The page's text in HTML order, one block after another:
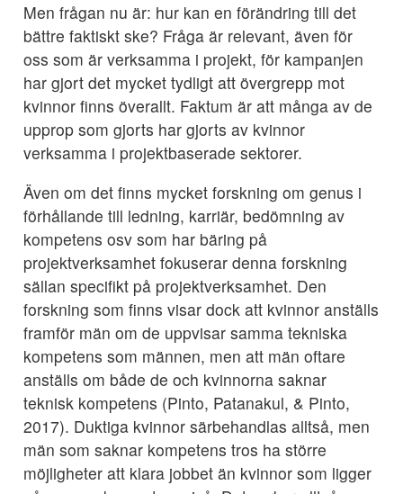
Men frågan nu är: hur kan en förändring till det
bättre faktiskt ske? Fråga är relevant, även för
oss som är verksamma i projekt, för kampanjen
har gjort det mycket tydligt att övergrepp mot
kvinnor finns överallt. Faktum är att många av de
upprop som gjorts har gjorts av kvinnor
verksamma i projektbaserade sektorer.
Även om det finns mycket forskning om genus i
förhållande till ledning, karriär, bedömning av
kompetens osv som har bäring på
projektverksamhet fokuserar denna forskning
sällan specifikt på projektverksamhet. Den
forskning som finns visar dock att kvinnor anställs
framför män om de uppvisar samma tekniska
kompetens som männen, men att män oftare
anställs om både de och kvinnorna saknar
teknisk kompetens (Pinto, Patanakul, & Pinto,
2017). Duktiga kvinnor särbehandlas alltså, men
män som saknar kompetens tros ha större
möjligheter att klara jobbet än kvinnor som ligger